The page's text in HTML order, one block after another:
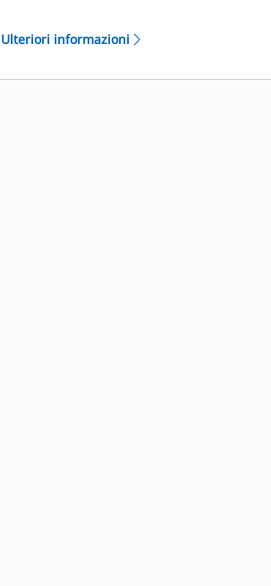
vita utile del frantumatore.
barriera di protezione ulteriore nelle
Ulteriori informazioni